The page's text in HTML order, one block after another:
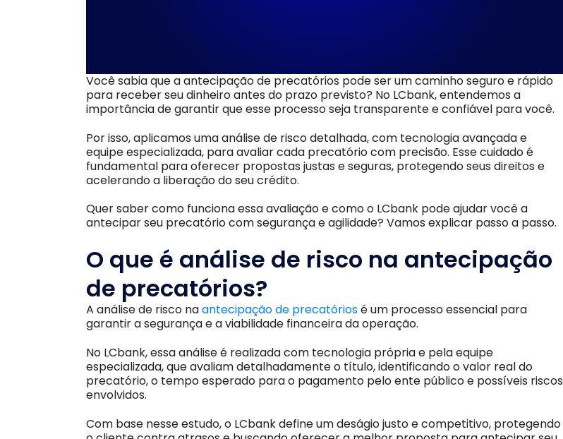
Você sabia que a antecipação de precatórios pode ser um caminho seguro e rápido
para receber seu dinheiro antes do prazo previsto? No LCbank, entendemos a
importância de garantir que esse processo seja transparente e confiável para você.
Por isso, aplicamos uma análise de risco detalhada, com tecnologia avançada e
equipe especializada, para avaliar cada precatório com precisão. Esse cuidado é
fundamental para oferecer propostas justas e seguras, protegendo seus direitos e
acelerando a liberação do seu crédito.
Quer saber como funciona essa avaliação e como o LCbank pode ajudar você a
antecipar seu precatório com segurança e agilidade? Vamos explicar passo a passo.
O que é análise de risco na antecipação
de precatórios?
A análise de risco naantecipação de precatóriosé um processo essencial para
garantir a segurança e a viabilidade financeira da operação.
No LCbank, essa análise é realizada com tecnologia própria e pela equipe
especializada, que avaliam detalhadamente o título, identificando o valor real do
precatório, o tempo esperado para o pagamento pelo ente público e possíveis riscos
envolvidos.
Com base nesse estudo, o LCbank define um deságio justo e competitivo, protegendo